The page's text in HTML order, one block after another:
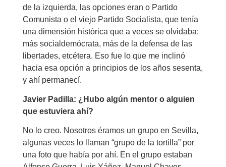
de la izquierda, las opciones eran o Partido
Comunista o el viejo Partido Socialista, que tenía
una dimensión histórica que a veces se olvidaba:
más socialdemócrata, más de la defensa de las
libertades, etcétera. Eso fue lo que me inclinó
hacia esa opción a principios de los años sesenta,
y ahí permanecí.
Javier Padilla: ¿Hubo algún mentor o alguien
que estuviera ahí?
No lo creo. Nosotros éramos un grupo en Sevilla,
algunas veces lo llaman “grupo de la tortilla” por
una foto que había por ahí. En el grupo estaban